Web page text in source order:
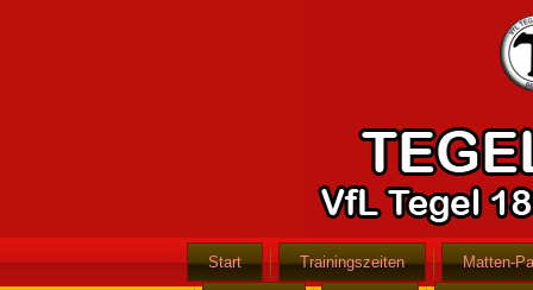
Start Trainingszeiten Matten-